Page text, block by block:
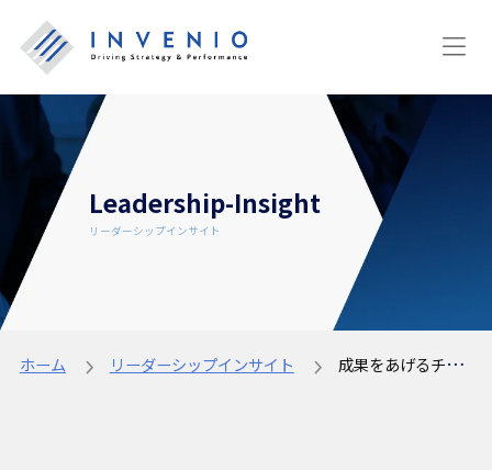
Leadership-Insight
リーダーシップインサイト
ホーム リーダーシップインサイト 成果をあげるチームを創り上げるためのポイントとは？